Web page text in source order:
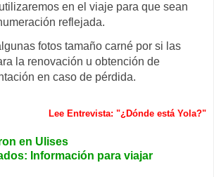
en el viaje para que sean
reflejada.
fotos tamaño carné por si las
la renovación u obtención de
en caso de pérdida.
Lee Entrevista: "¿Dónde está Yola?"
en Ulises
Información para viajar